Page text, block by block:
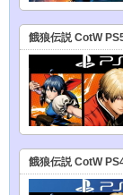
餓狼伝説 CotW
餓狼伝説 CotW